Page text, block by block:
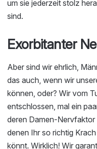
um sie jederzeit stolz
sind.
Exorbitanter
Aber sind wir ehrlich,
das auch, wenn wir
können, oder? Wir vom
entschlossen, mal ein
deren Damen-
denen Ihr so richtig
könnt. Wirklich! Wir